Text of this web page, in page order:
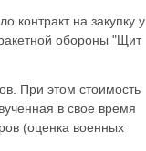
контракт на закупку у
обороны "Щит
При этом стоимость
в свое время
(оценка военных